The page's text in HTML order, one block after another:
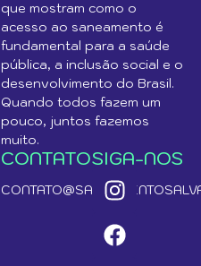
que mostram como o
acesso ao saneamento é
fundamental para a saúde
pública, a inclusão social e o
desenvolvimento do Brasil.
Quando todos fazem um
pouco, juntos fazemos
muito.
CONTATOSIGA-NOS